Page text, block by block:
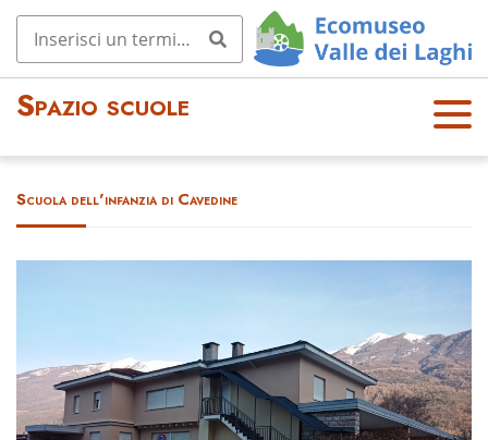
Spazio scuole
OPE
N
Scuola dell'infanzia di Cavedine